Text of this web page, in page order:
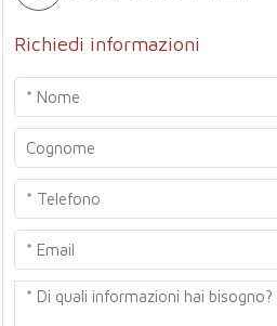
Richiedi informazioni